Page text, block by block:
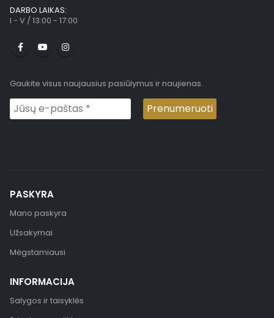
DARBO LAIKAS:
I - V / 13:00 - 17:00
Gaukite visus naujausius pasiūlymus ir naujienas.
PASKYRA
Mano paskyra
Užsakymai
Mėgstamiausi
INFORMACIJA
Salygos ir taisyklės